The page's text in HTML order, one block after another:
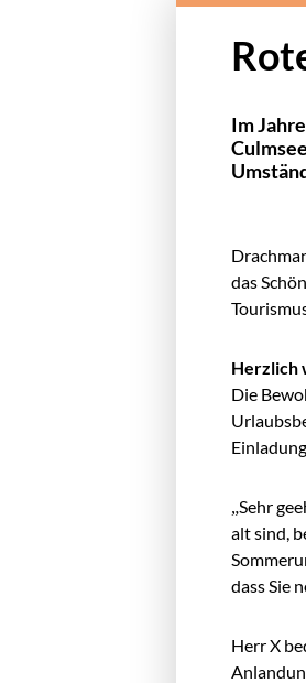
Im
das
Herzlich
Die
„Sehr
alt sind,
dass Sie
Herr X